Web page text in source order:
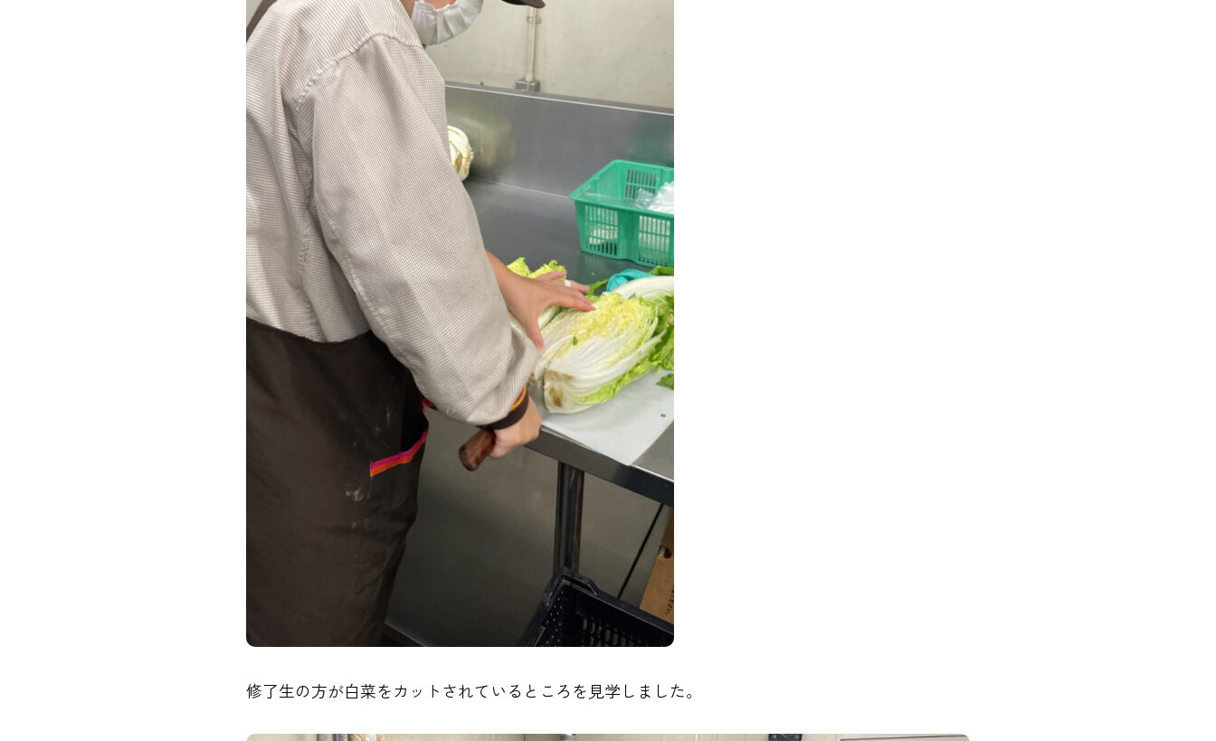
修了生の方が白菜をカットされているところを見学しました。